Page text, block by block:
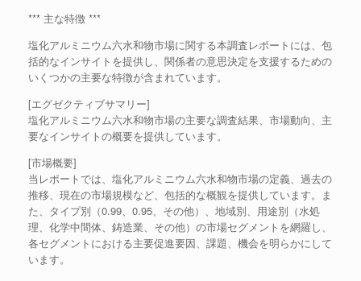
*** 主な特徴 ***
塩化アルミニウム六水和物市場に関する本調査レポートには、包
括的なインサイトを提供し、関係者の意思決定を支援するための
いくつかの主要な特徴が含まれています。
[エグゼクティブサマリー]
塩化アルミニウム六水和物市場の主要な調査結果、市場動向、主
要なインサイトの概要を提供しています。
[市場概要]
当レポートでは、塩化アルミニウム六水和物市場の定義、過去の
推移、現在の市場規模など、包括的な概観を提供しています。ま
た、タイプ別（0.99、0.95、その他）、地域別、用途別（水処
理、化学中間体、鋳造業、その他）の市場セグメントを網羅し、
各セグメントにおける主要促進要因、課題、機会を明らかにして
います。